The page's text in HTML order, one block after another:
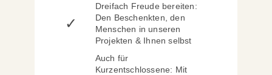
✓
Dreifach Freude bereiten:
Den Beschenkten, den
Menschen in unseren
Projekten & Ihnen selbst
Auch für
Kurzentschlossene: Mit